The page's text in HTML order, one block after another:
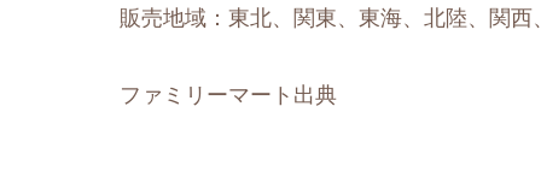
販売地域：東北、関東、東海、北陸、関
ファミリーマート出典